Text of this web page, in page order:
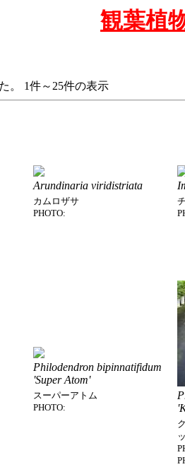
観葉植
。 1件～25件の表示
Arundinaria viridistriata
カムロザサ
PHOTO:
Philodendron bipinnatifidum
'Super Atom'
スーパーアトム
PHOTO: